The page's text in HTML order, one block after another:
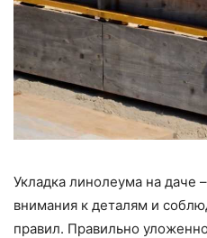
Укладка линолеума на даче
внимания к деталям и
правил. Правильно